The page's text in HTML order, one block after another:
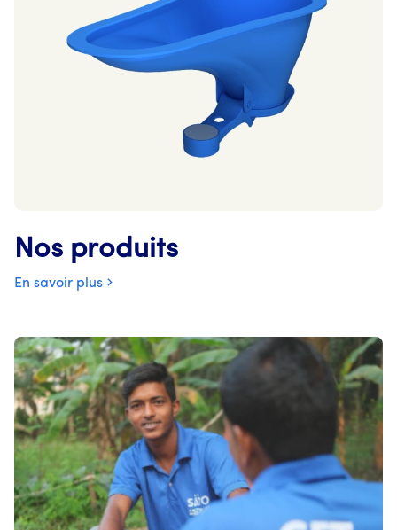
Nos produits
En savoir plus